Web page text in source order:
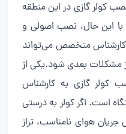
کولر گازی در این منطقه
با این حال، نصب اصولی و
متخصص می‌تواند
مشکلات بعدی شود.یکی از
کولر گازی به کارشناس
است. اگر کولر به درستی
هوای نامناسب، تراز